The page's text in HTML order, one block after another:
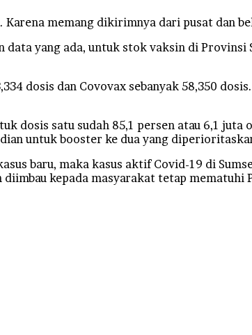
memang dikirimnya dari pusat dan
yang ada, untuk stok vaksin di
dosis dan Covovax sebanyak 58,350
dosis satu sudah 85,1 persen atau 6,1
untuk booster ke dua yang
baru, maka kasus aktif Covid-19 di
kepada masyarakat tetap mematuhi